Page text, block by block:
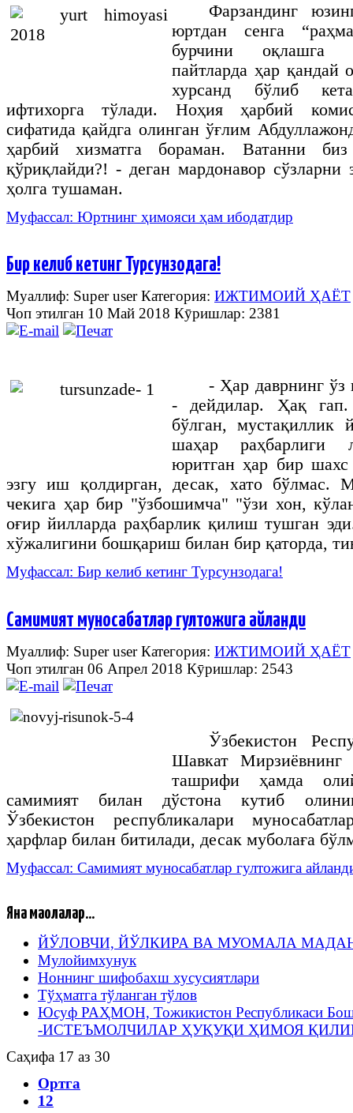
Фарзандинг
юртдан сенга
бурчини оқлашга
пайтларда ҳар қандай
хурсанд бўлиб
ифтихорга тўлади. Ноҳия ҳарбий
сифатида қайдга олинган ўғлим
ҳарбий хизматга бораман. Ватанни
қўриқлайди?! - деган мардонавор
ҳолга тушаман.
Муфассал: Юртнинг ҳимояси ҳам ибодатдир
Бир келиб кетинг Турсунзодага!
Муаллиф: Super userКатегория: ИЖТИМОИЙ ҲАЁТ
Чоп этилган 10 Май 2018 Кӯришлар: 2381
- Ҳар даврнинг ўз
- дейдилар. Ҳақ
бўлган, мустақиллик
шаҳар раҳбарлиги
юритган ҳар бир
эзгу иш қолдирган, десак, хато бўлмас.
чекига ҳар бир "ўзбошимча" "ўзи хон,
оғир йилларда раҳбарлик қилиш тушган
хўжалигини бошқариш билан бир қаторда,
Муфассал: Бир келиб кетинг Турсунзодага!
Самимият муносабатлар гултожига айланди
Муаллиф: Super userКатегория: ИЖТИМОИЙ ҲАЁТ
Чоп этилган 06 Апрел 2018 Кӯришлар: 2543
Ўзбекистон
Шавкат Мирзиёвнинг
ташрифи ҳамда
самимият билан дўстона кутиб
Ўзбекистон республикалари
ҳарфлар билан битилади, десак муболаға
Муфассал: Самимият муносабатлар гултожига
Яна мақолалар...
ЙЎЛОВЧИ, ЙЎЛКИРА ВА МУОМАЛА
Мулойимхунук
Ноннинг шифобахш хусусиятлари
Тўҳматга тўланган тўлов
Юсуф РАҲМОН, Тожикистон Республикаси
-ИСТЕЪМОЛЧИЛАР ҲУҚУҚИ ҲИМОЯ
Саҳифа 17 аз 30
Ортга
12